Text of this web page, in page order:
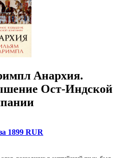
Анархия.
Ост-Индской
1899 RUR